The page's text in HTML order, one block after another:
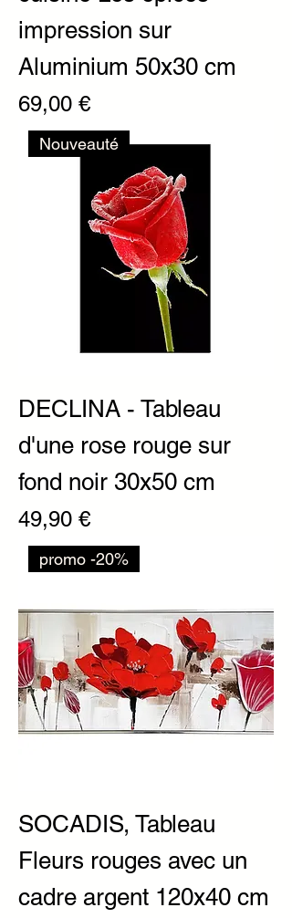
impression sur
Aluminium 50x30 cm
Prix
69,00 €
Nouveauté
DECLINA - Tableau
d'une rose rouge sur
fond noir 30x50 cm
Prix
49,90 €
promo -20%
SOCADIS, Tableau
Fleurs rouges avec un
cadre argent 120x40 cm